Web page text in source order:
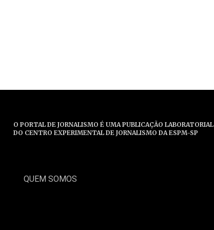
O PORTAL DE JORNALISMO É UMA PUBLICAÇÃO LABORATORIAL
DO CENTRO EXPERIMENTAL DE JORNALISMO DA ESPM-SP
QUEM SOMOS